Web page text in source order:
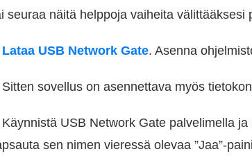
seuraa näitä helppoja vaiheita
Lataa USB Network Gate. Asenna
Sitten sovellus on asennettava myös
Käynnistä USB Network Gate palvelimella
sen nimen vieressä olevaa ”Jaa”-